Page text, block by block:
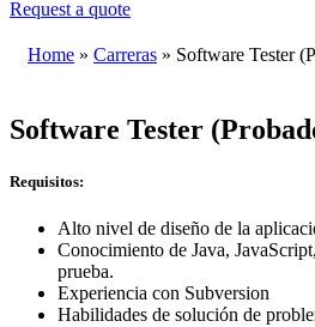
Request a quote
Home » Carreras » Software Tester
Software Tester
Requisitos:
Alto nivel de diseño de la
Conocimiento de Java,
prueba.
Experiencia con Subversion
Habilidades de solución de